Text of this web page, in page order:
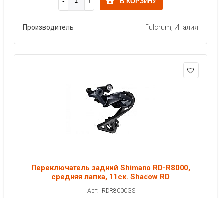
Производитель: Fulcrum, Италия
Переключатель задний Shimano RD-R8000,
средняя лапка, 11ск. Shadow RD
Арт: IRDR8000GS